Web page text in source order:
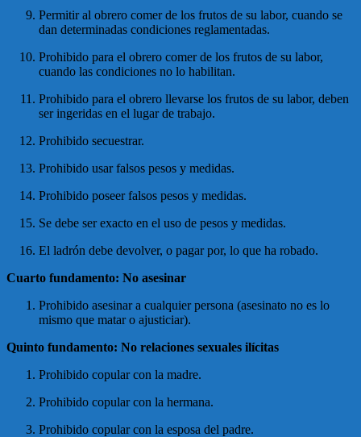
Permitir al obrero comer de los frutos de su labor, cuando se
dan determinadas condiciones reglamentadas.
Prohibido para el obrero comer de los frutos de su labor,
cuando las condiciones no lo habilitan.
Prohibido para el obrero llevarse los frutos de su labor, deben
ser ingeridas en el lugar de trabajo.
Prohibido secuestrar.
Prohibido usar falsos pesos y medidas.
Prohibido poseer falsos pesos y medidas.
Se debe ser exacto en el uso de pesos y medidas.
El ladrón debe devolver, o pagar por, lo que ha robado.
Cuarto fundamento: No asesinar
Prohibido asesinar a cualquier persona (asesinato no es lo
mismo que matar o ajusticiar).
Quinto fundamento: No relaciones sexuales ilícitas
Prohibido copular con la madre.
Prohibido copular con la hermana.
Prohibido copular con la esposa del padre.